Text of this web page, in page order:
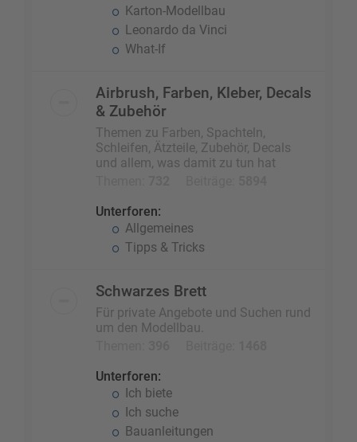
Karton-Modellbau
Leonardo da Vinci
What-If
Airbrush, Farben, Kleber, Decals
& Zubehör
Themen zu Farben, Spachteln,
Schleifen, Ätzteile, Zubehör, Decals
und allem, was damit zu tun hat
Unterforen:
Allgemeines
Tipps & Tricks
Schwarzes Brett
Für private Angebote und Suchen rund
um den Modellbau.
Unterforen:
Ich biete
Ich suche
Bauanleitungen